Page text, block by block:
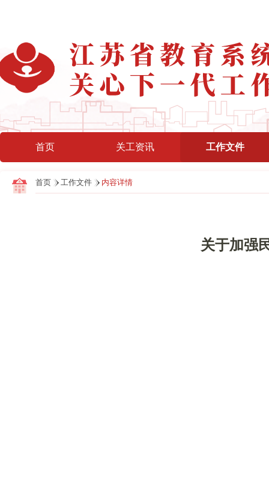
首页 关工资讯 工作文件
首页 工作文件 内容详情
关于加强